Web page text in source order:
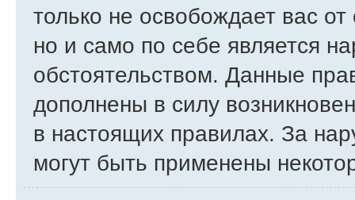
только не освобождает вас
но и само по себе является
обстоятельством. Данные
дополнены в силу
в настоящих правилах. За
могут быть применены